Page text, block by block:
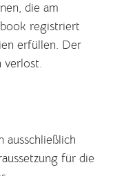
die am
registriert
erfüllen. Der
verlost.
ausschließlich
für die